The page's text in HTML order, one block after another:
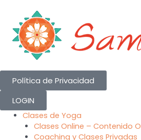
content
Política de Privacidad
LOGIN
Clases de Yoga
Clases Online – Contenido
Coaching y Clases Privadas